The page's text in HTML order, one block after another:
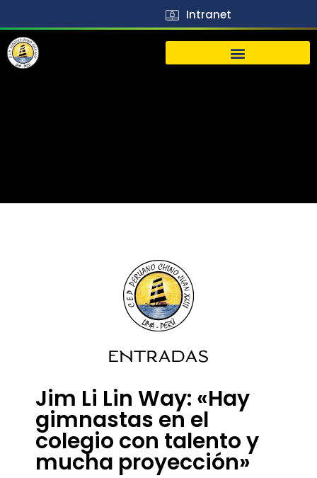
Intranet
ENTRADAS
Jim Li Lin Way: «Hay
gimnastas en el
colegio con talento y
mucha proyección»